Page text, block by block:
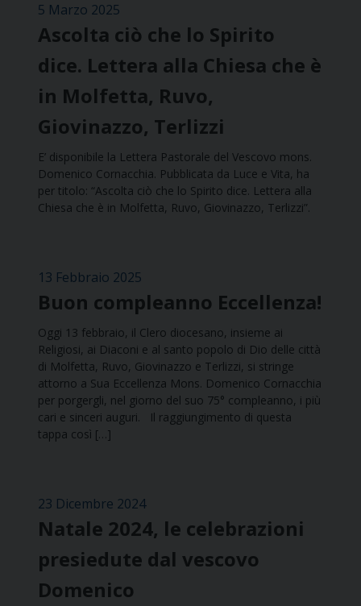
5 Marzo 2025
Ascolta ciò che lo Spirito
dice. Lettera alla Chiesa che è
in Molfetta, Ruvo,
Giovinazzo, Terlizzi
E’ disponibile la Lettera Pastorale del Vescovo mons.
Domenico Cornacchia. Pubblicata da Luce e Vita, ha
per titolo: “Ascolta ciò che lo Spirito dice. Lettera alla
Chiesa che è in Molfetta, Ruvo, Giovinazzo, Terlizzi”.
13 Febbraio 2025
Buon compleanno Eccellenza!
Oggi 13 febbraio, il Clero diocesano, insieme ai
Religiosi, ai Diaconi e al santo popolo di Dio delle città
di Molfetta, Ruvo, Giovinazzo e Terlizzi, si stringe
attorno a Sua Eccellenza Mons. Domenico Cornacchia
per porgergli, nel giorno del suo 75° compleanno, i più
cari e sinceri auguri. Il raggiungimento di questa
tappa così […]
23 Dicembre 2024
Natale 2024, le celebrazioni
presiedute dal vescovo
Domenico